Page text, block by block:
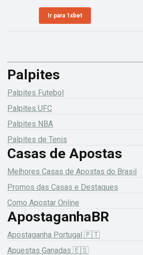
Ir para 1xbet
Palpites
Palpites Futebol
Palpites UFC
Palpites NBA
Palpites de Tenis
Casas de Apostas
Melhores Casas de Apostas do Brasil
Promos das Casas e Destaques
Como Apostar Online
ApostaganhaBR
Apostaganha Portugal 🇵🇹
Apuestas Ganadas 🇪🇸